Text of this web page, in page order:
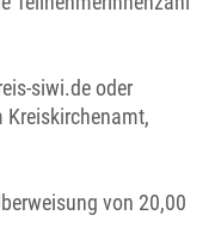
siwi.de oder
Kreiskirchenamt,
von 20,00